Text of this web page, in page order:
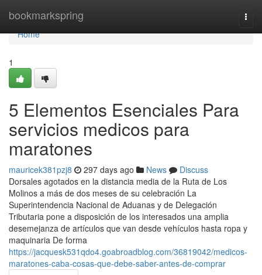
bookmarkspring
Home
Home
1
5 Elementos Esenciales Para
servicios medicos para
maratones
mauricek381pzj8 297 days ago News
Discuss
Dorsales agotados en la distancia media de la Ruta de Los
Molinos a más de dos meses de su celebración La
Superintendencia Nacional de Aduanas y de Delegación
Tributaria pone a disposición de los interesados una amplia
desemejanza de artículos que van desde vehículos hasta ropa y
maquinaria De forma
https://jacquesk531qdo4.goabroadblog.com/36819042/medicos-
maratones-caba-cosas-que-debe-saber-antes-de-comprar